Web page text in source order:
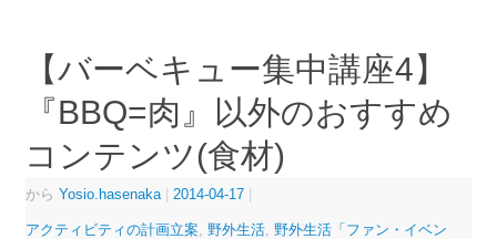
【バーベキュー集中講座4】
『BBQ=肉』以外のおすすめ
コンテンツ(食材)
から Yosio.hasenaka 2014-04-17
アクティビティの計画立案 野外生活, 野外生活「ファン・イベン